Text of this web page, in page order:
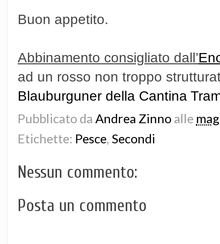
Buon appetito.
Abbinamento consigliato dall’
ad un rosso non troppo
Blauburguner della Cantina
Pubblicato da Andrea Zinno alle
Etichette: Pesce, Secondi
Nessun commento:
Posta un commento